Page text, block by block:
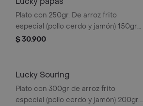
Plato con 250gr. De arroz frito
especial (pollo cerdo y jamón) 150gr
de papas a la francesa y lumpia
$ 30.900
Lucky Souring
Plato con 300gr de arroz frito
especial (pollo cerdo y jamón) 200gr.